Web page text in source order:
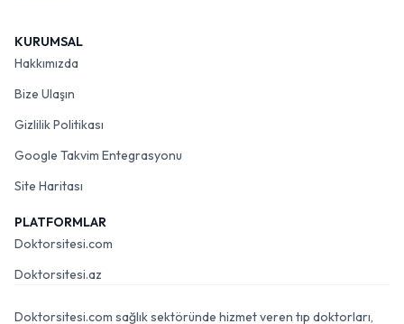
KURUMSAL
Hakkımızda
Bize Ulaşın
Gizlilik Politikası
Google Takvim Entegrasyonu
Site Haritası
PLATFORMLAR
Doktorsitesi.com
Doktorsitesi.az
Doktorsitesi.com sağlık sektöründe hizmet veren tıp doktorları,